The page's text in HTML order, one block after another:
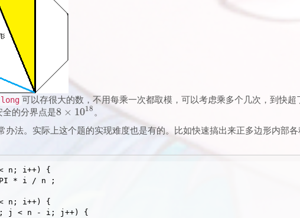
可以存很大的数，不用每乘一次都取模，可以考虑乘多个几次，到快超
的分界点是8
\times
10^{18}
8 × 1018 。
办法。实际上这个题的实现难度也是有的。比如快速搞出来正多边形内部
n; i++) {
* i / n ;
n; i++) {
; j < n - i; j++) {